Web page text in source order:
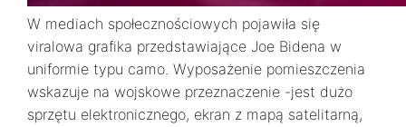
W mediach społecznościowych pojawiła się
viralowa grafika przedstawiające Joe Bidena w
uniformie typu camo. Wyposażenie pomieszczenia
wskazuje na wojskowe przeznaczenie -jest dużo
sprzętu elektronicznego, ekran z mapą satelitarną,